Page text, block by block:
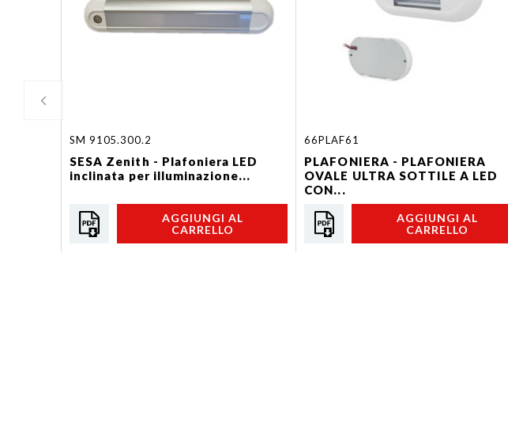
SM 9105.300.2
SESA Zenith - Plafoniera LED
inclinata per illuminazione...
AGGIUNGI AL
CARRELLO
66PLAF61
PLAFONIERA - PLAFONIERA
OVALE ULTRA SOTTILE A LED
CON...
AGGIUNGI AL
CARRELLO